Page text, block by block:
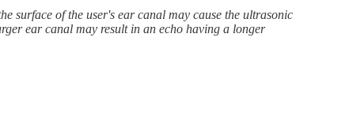
surface of the user's ear canal may cause the ultrasonic
ear canal may result in an echo having a longer